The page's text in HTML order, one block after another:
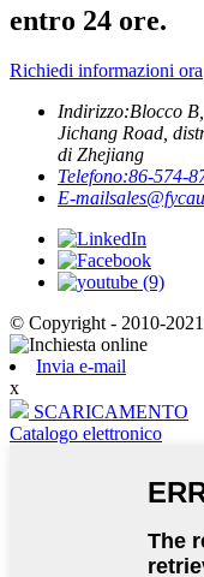
entro 24 ore.
Richiedi informazioni ora
Indirizzo:Blocco
Jichang Road,
di Zhejiang
Telefono:86-574-
E-mail
© Copyright - 2010-
Invia e-mail
x
SCARICAMENTO
Catalogo elettronico